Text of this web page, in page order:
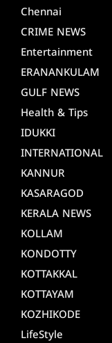
Chennai
CRIME NEWS
Entertainment
ERANANKULAM
GULF NEWS
Health & Tips
IDUKKI
INTERNATIONAL
KANNUR
KASARAGOD
KERALA NEWS
KOLLAM
KONDOTTY
KOTTAKKAL
KOTTAYAM
KOZHIKODE
LifeStyle